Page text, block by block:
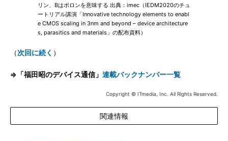
リン、Bはボロンを意味する 出典：imec（IEDM2020のチュ
ートリアル講演「Innovative technology elements to enabl
e CMOS scaling in 3nm and beyond – device architecture
s, parasitics and materials」の配布資料）
（次回に続く ）
⇒「福田昭のデバイス通信」 連載バックナンバー一覧
Copyright © ITmedia, Inc. All Rights Reserved.
関連情報